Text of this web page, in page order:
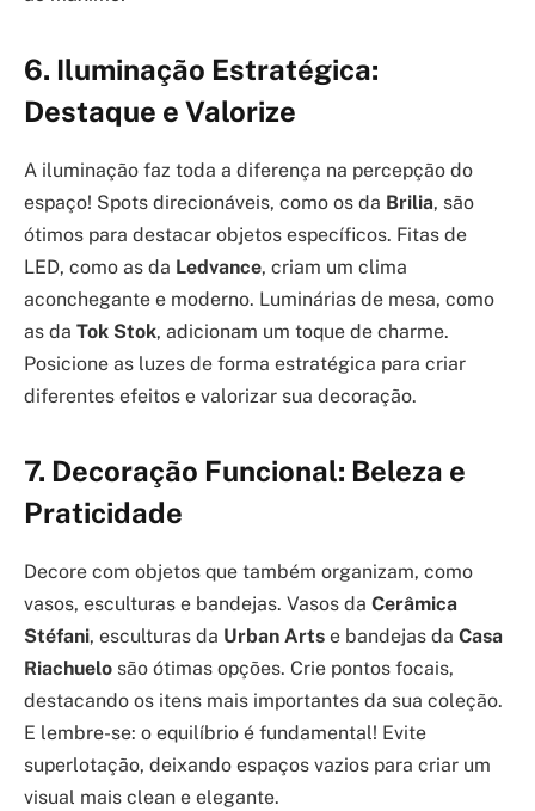
6. Iluminação Estratégica:
Destaque e Valorize
A iluminação faz toda a diferença na percepção do
espaço! Spots direcionáveis, como os da Brilia, são
ótimos para destacar objetos específicos. Fitas de
LED, como as da Ledvance, criam um clima
aconchegante e moderno. Luminárias de mesa, como
as da Tok Stok, adicionam um toque de charme.
Posicione as luzes de forma estratégica para criar
diferentes efeitos e valorizar sua decoração.
7. Decoração Funcional: Beleza e
Praticidade
Decore com objetos que também organizam, como
vasos, esculturas e bandejas. Vasos da Cerâmica
Stéfani, esculturas da Urban Arts e bandejas da Casa
Riachuelo são ótimas opções. Crie pontos focais,
destacando os itens mais importantes da sua coleção.
E lembre-se: o equilíbrio é fundamental! Evite
superlotação, deixando espaços vazios para criar um
visual mais clean e elegante.